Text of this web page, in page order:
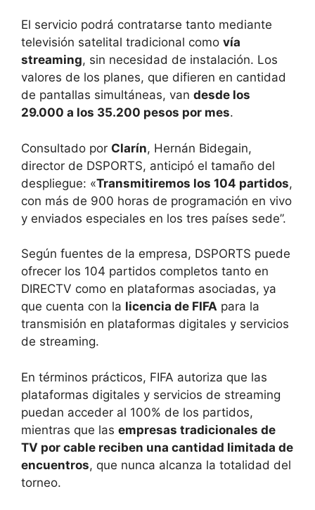
El servicio podrá contratarse tanto mediante
televisión satelital tradicional como vía
streaming, sin necesidad de instalación. Los
valores de los planes, que difieren en cantidad
de pantallas simultáneas, van desde los
29.000 a los 35.200 pesos por mes.
Consultado por Clarín, Hernán Bidegain,
director de DSPORTS, anticipó el tamaño del
despliegue: «Transmitiremos los 104 partidos,
con más de 900 horas de programación en vivo
y enviados especiales en los tres países sede”.
Según fuentes de la empresa, DSPORTS puede
ofrecer los 104 partidos completos tanto en
DIRECTV como en plataformas asociadas, ya
que cuenta con la licencia de FIFA para la
transmisión en plataformas digitales y servicios
de streaming.
En términos prácticos, FIFA autoriza que las
plataformas digitales y servicios de streaming
puedan acceder al 100% de los partidos,
mientras que las empresas tradicionales de
TV por cable reciben una cantidad limitada de
encuentros, que nunca alcanza la totalidad del
torneo.